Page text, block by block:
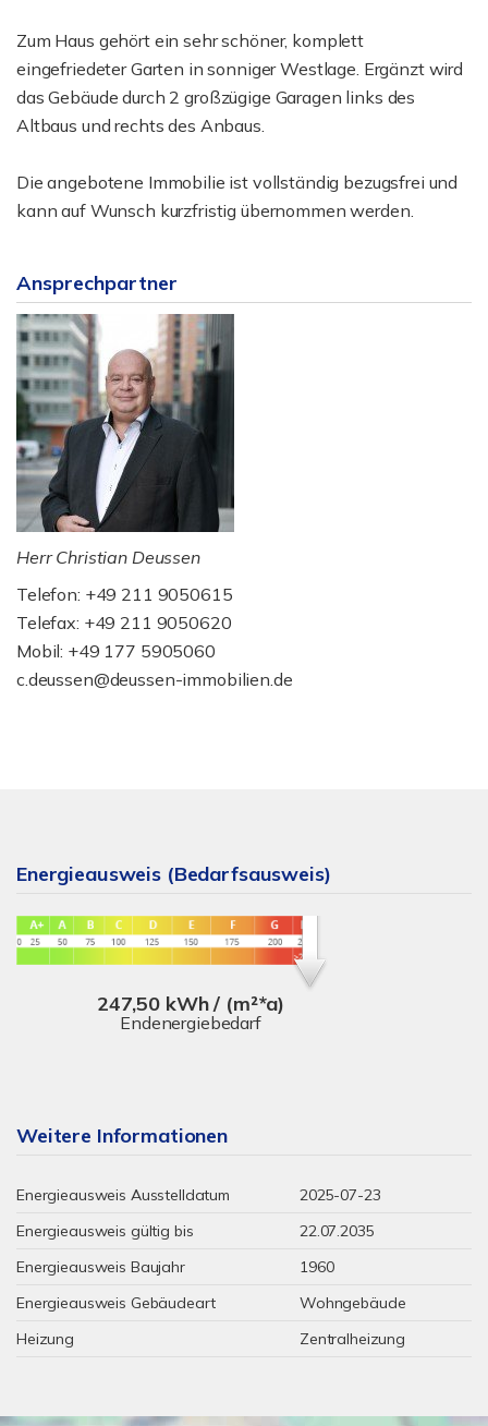
Zum Haus gehört ein sehr schöner, komplett
eingefriedeter Garten in sonniger Westlage. Ergänzt wird
das Gebäude durch 2 großzügige Garagen links des
Altbaus und rechts des Anbaus.
Die angebotene Immobilie ist vollständig bezugsfrei und
kann auf Wunsch kurzfristig übernommen werden.
Ansprechpartner
Herr Christian Deussen
Telefon: +49 211 9050615
Telefax: +49 211 9050620
Mobil: +49 177 5905060
c.deussen@deussen-immobilien.de
Energieausweis (Bedarfsausweis)
247,50 kWh / (m²*a)
Endenergiebedarf
Weitere Informationen
Energieausweis Ausstelldatum
2025-07-23
Energieausweis gültig bis
22.07.2035
Energieausweis Baujahr
1960
Energieausweis Gebäudeart
Wohngebäude
Heizung
Zentralheizung